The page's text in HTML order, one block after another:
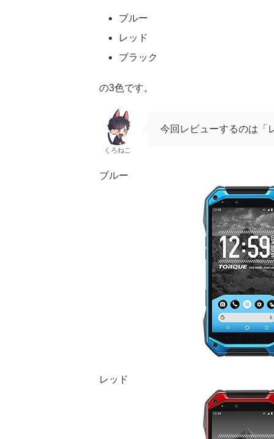
ブルー
レッド
ブラック
の3色です。
くろねこ
今回レビューするのは「
ブルー
レッド